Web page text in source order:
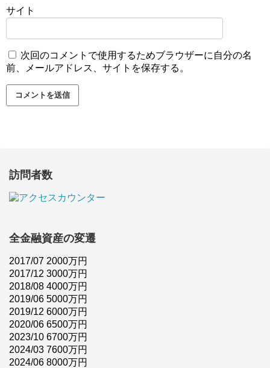
サイト
次回のコメントで使用するためブラウザーに自分の名
前、メールアドレス、サイトを保存する。
訪問者数
全金融資産の変遷
2017/07 2000万円
2017/12 3000万円
2018/08 4000万円
2019/06 5000万円
2019/12 6000万円
2020/06 6500万円
2023/10 6700万円
2024/03 7600万円
2024/06 8000万円